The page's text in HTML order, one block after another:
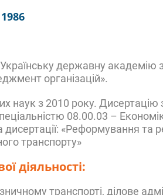
1986
державну академію
організацій».
наук з 2010 року. Дисертацію
08.00.03 –
«Реформування та
транспорту»
діяльності:
транспорті, ділове